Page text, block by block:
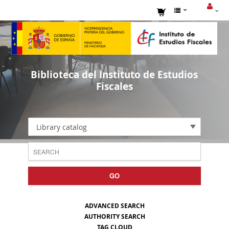
Biblioteca del Instituto de Estudios
Fiscales
Library catalog
GO
ADVANCED SEARCH
AUTHORITY SEARCH
TAG CLOUD